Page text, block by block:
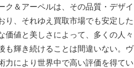
ク＆アーペルは、その品質・デザイ
り、それゆえ買取市場でも安定した
価値と美しさによって、多くの人々
も輝き続けることは間違いない。ヴ
力により世界中で高い評価を得てい